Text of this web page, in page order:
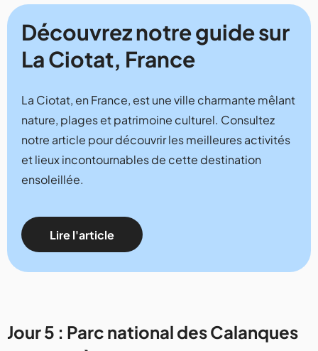
Découvrez notre guide sur
La Ciotat, France
La Ciotat, en France, est une ville charmante mêlant
nature, plages et patrimoine culturel. Consultez
notre article pour découvrir les meilleures activités
et lieux incontournables de cette destination
ensoleillée.
Lire l'article
Jour 5 : Parc national des Calanques